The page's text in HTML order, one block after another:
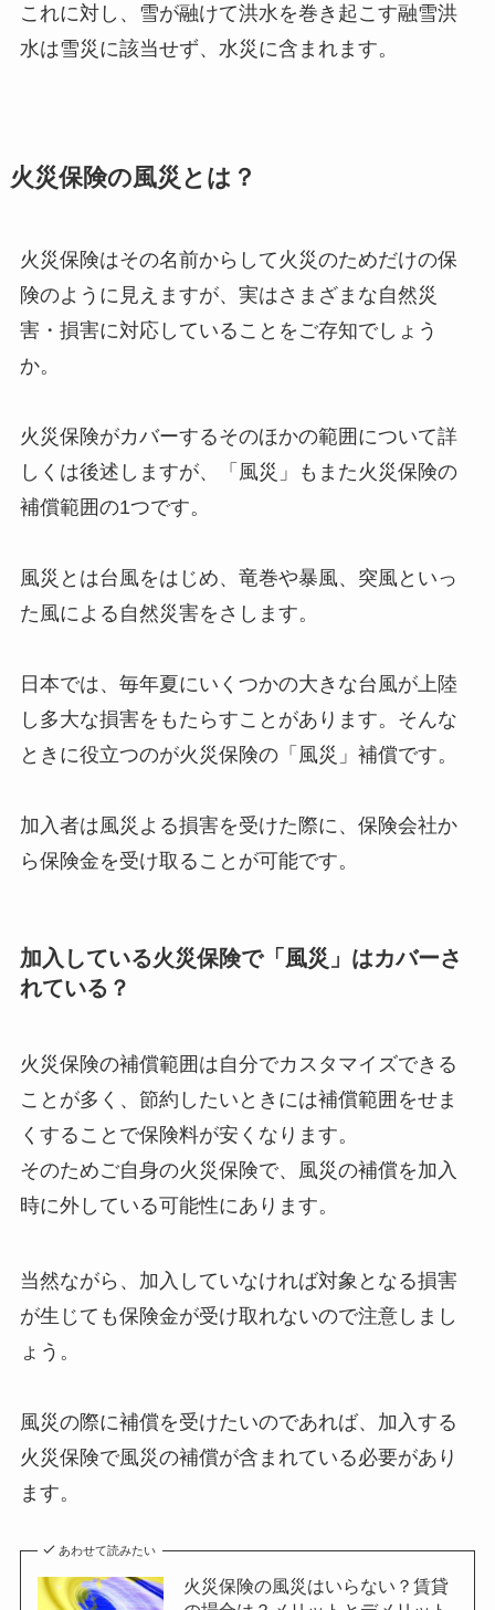
これに対し、雪が融けて洪水を巻き起こす融雪洪
水は雪災に該当せず、水災に含まれます。
火災保険の風災とは？
火災保険はその名前からして火災のためだけの保
険のように見えますが、実はさまざまな自然災
害・損害に対応していることをご存知でしょう
か。
火災保険がカバーするそのほかの範囲について詳
しくは後述しますが、「風災」もまた火災保険の
補償範囲の1つです。
風災とは台風をはじめ、竜巻や暴風、突風といっ
た風による自然災害をさします。
日本では、毎年夏にいくつかの大きな台風が上陸
し多大な損害をもたらすことがあります。そんな
ときに役立つのが火災保険の「風災」補償です。
加入者は風災よる損害を受けた際に、保険会社か
ら保険金を受け取ることが可能です。
加入している火災保険で「風災」はカバーさ
れている？
火災保険の補償範囲は自分でカスタマイズできる
ことが多く、節約したいときには補償範囲をせま
くすることで保険料が安くなります。
そのためご自身の火災保険で、風災の補償を加入
時に外している可能性にあります。
当然ながら、加入していなければ対象となる損害
が生じても保険金が受け取れないので注意しまし
ょう。
風災の際に補償を受けたいのであれば、加入する
火災保険で風災の補償が含まれている必要があり
ます。
あわせて読みたい
火災保険の風災はいらない？賃貸